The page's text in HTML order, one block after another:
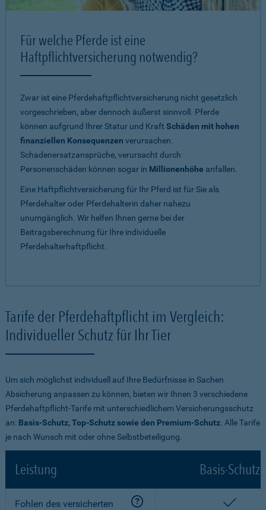
Für welche Pferde ist eine
Haftpflichtversicherung notwendig?
Zwar ist eine Pferdehaftpflichtversicherung nicht gesetzlich
vorgeschrieben, aber dennoch äußerst sinnvoll. Pferde
können aufgrund Ihrer Statur und Kraft Schäden mit hohen
finanziellen Konsequenzen verursachen.
Schadenersatzansprüche, verursacht durch
Personenschäden können sogar in Millionenhöhe anfallen.
Eine Haftpflichtversicherung für Ihr Pferd ist für Sie als
Pferdehalter oder Pferdehalterin daher nahezu
unumgänglich. Wir helfen Ihnen gerne bei der
Beitragsberechnung für Ihre individuelle
Pferdehalterhaftpflicht.
Tarife der Pferdehaftpflicht im Vergleich:
Individueller Schutz für Ihr Tier
Um sich möglichst individuell auf Ihre Bedürfnisse in Sachen
Absicherung anpassen zu können, bieten wir Ihnen 3 verschiedene
Pferdehaftpflicht-Tarife mit unterschiedlichem Versicherungsschutz
an: Basis-Schutz, Top-Schutz sowie den Premium-Schutz. Alle Tarife
je nach Wunsch mit oder ohne Selbstbeteiligung.
Leistung Basis-Schutz
Fohlen des versicherten